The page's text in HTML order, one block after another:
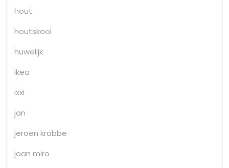
hout
houtskool
huwelijk
ikea
ixxi
jan
jeroen krabbe
joan miro